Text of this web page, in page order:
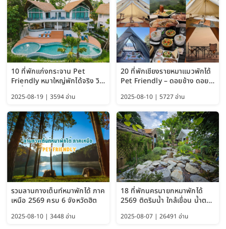
10 ที่พักแก่งกระจาน Pet
Friendly หมาใหญ่พักได้จริง วิว
2025-08-19 | 3594 อ่าน
20 ที่พักเชียงรายหมาแมวพักได้
Pet Friendly – ดอยช้าง ดอย
2025-08-10 | 5727 อ่าน
รวมลานกางเต็นท์หมาพักได้ ภาค
เหนือ 2569 ครบ 6 จังหวัดฮิต
2025-08-10 | 3448 อ่าน
18 ที่พักนครนายกหมาพักได้
2569 ติดริมน้ำ ใกล้เขื่อน น้ำตก
ได้
2025-08-07 | 26491 อ่าน